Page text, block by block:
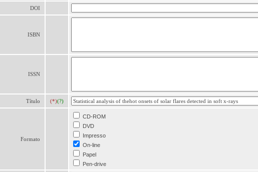
DOI
ISBN
ISSN
Título (*)(?)
Formato
CD-ROM
DVD
Impresso
On-line
Papel
Pen-drive